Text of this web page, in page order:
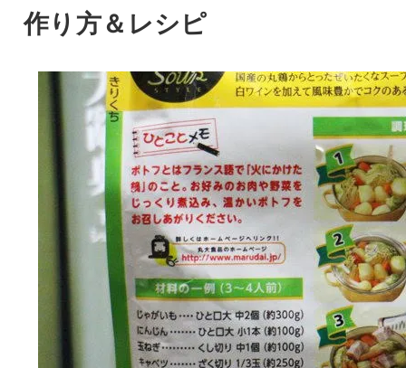
作り方＆レシピ